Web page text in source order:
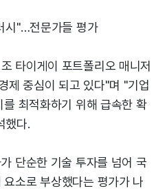
시"…전문가들 평가
타이게이 포트폴리오 매니저
제 중심이 되고 있다"며 "기업
최적화하기 위해 급속한 확
했다.
단순한 기술 투자를 넘어 국
소로 부상했다는 평가가 나